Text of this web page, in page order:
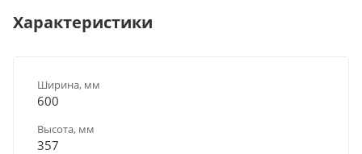
Характеристики
Ширина, мм
600
Высота, мм
357